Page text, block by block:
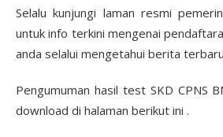
Selalu kunjungi laman resmi
untuk info terkini mengenai
anda selalui mengetahui berita
Pengumuman hasil test SKD CPNS
download di halaman berikut ini .